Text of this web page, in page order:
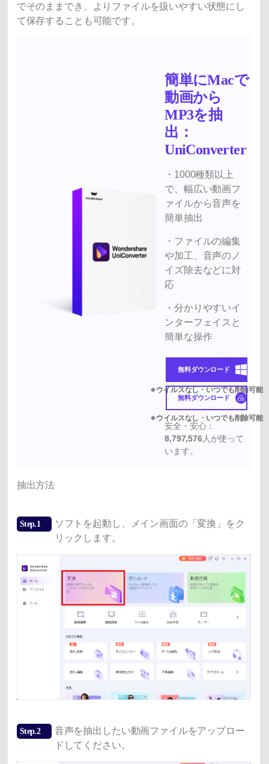
でそのままでき、よりファイルを扱いやすい状態にし
て保存することも可能です。
簡単にMacで
動画から
MP3を抽
出：
UniConverter
・1000種類以上
で、幅広い動画フ
ァイルから音声を
簡単抽出
・ファイルの編集
や加工、音声のノ
イズ除去などに対
応
・分かりやすいイ
ンターフェイスと
簡単な操作
無料ダウンロード
無料ダウンロード
安全・安心：
8,797,576人が使って
います。
抽出方法
Step.1
ソフトを起動し、メイン画面の「変換」をク
リックします。
Step.2
音声を抽出したい動画ファイルをアップロー
ドしてください。